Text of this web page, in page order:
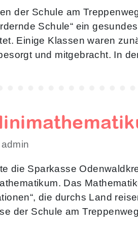
der Schule am
Schule“ ein
Einige Klassen waren
und mitgebracht. In
die Sparkasse
Das
die durchs Land
der Schule am